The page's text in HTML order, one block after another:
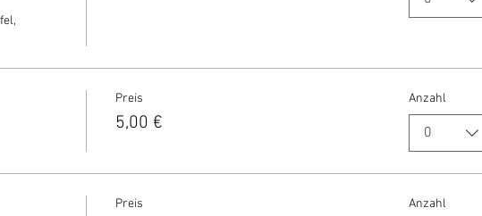
Preis
5,00 €
Anzahl
0
Preis Anzahl